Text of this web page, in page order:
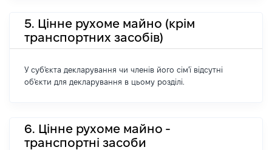
5. Цінне рухоме майно (крім
транспортних засобів)
У суб'єкта декларування чи членів його сім'ї відсутні
об'єкти для декларування в цьому розділі.
6. Цінне рухоме майно -
транспортні засоби